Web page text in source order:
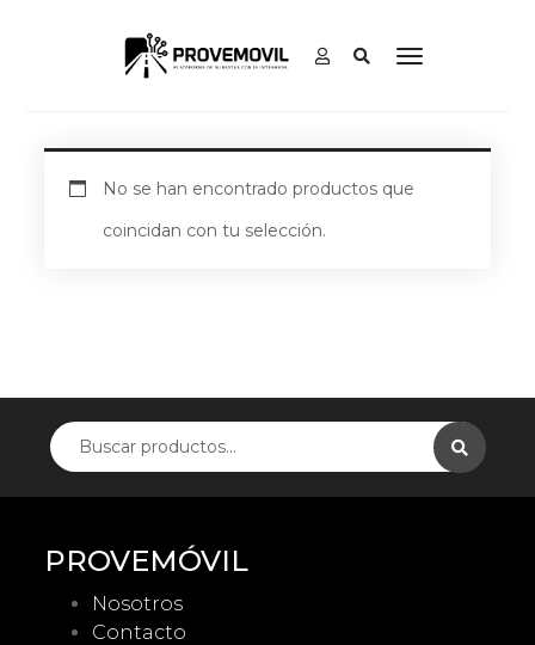
No se han encontrado productos que
coincidan con tu selección.
PROVEMÓVIL
Nosotros
Contacto